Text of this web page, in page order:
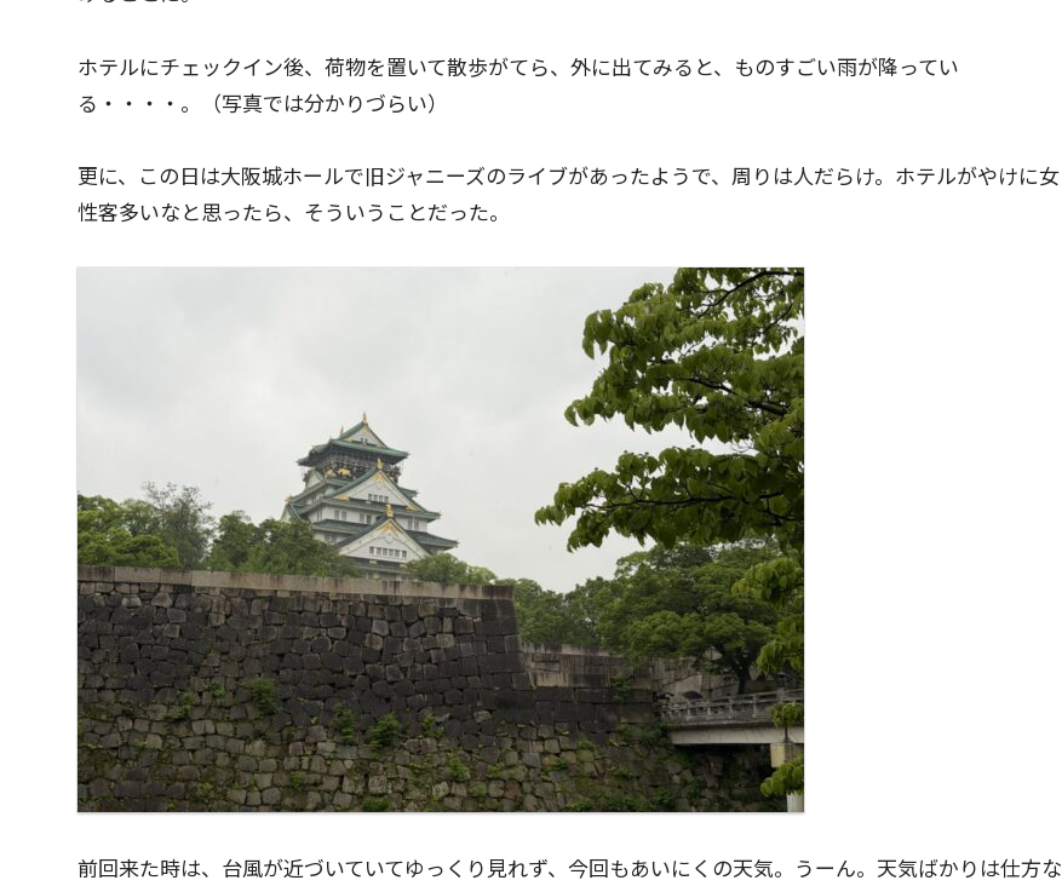
ホテルにチェックイン後、荷物を置いて散歩がてら、外に出てみると、ものすごい雨が降ってい
る・・・・。（写真では分かりづらい）
更に、この日は大阪城ホールで旧ジャニーズのライブがあったようで、周りは人だらけ。ホテルがやけに女
性客多いなと思ったら、そういうことだった。
前回来た時は、台風が近づいていてゆっくり見れず、今回もあいにくの天気。うーん。天気ばかりは仕方な